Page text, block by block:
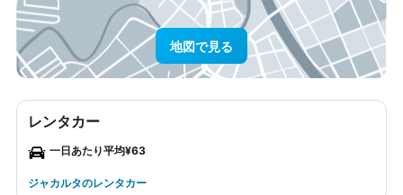
地図で見る
レンタカー
一日あたり平均¥63
ジャカルタのレンタカー